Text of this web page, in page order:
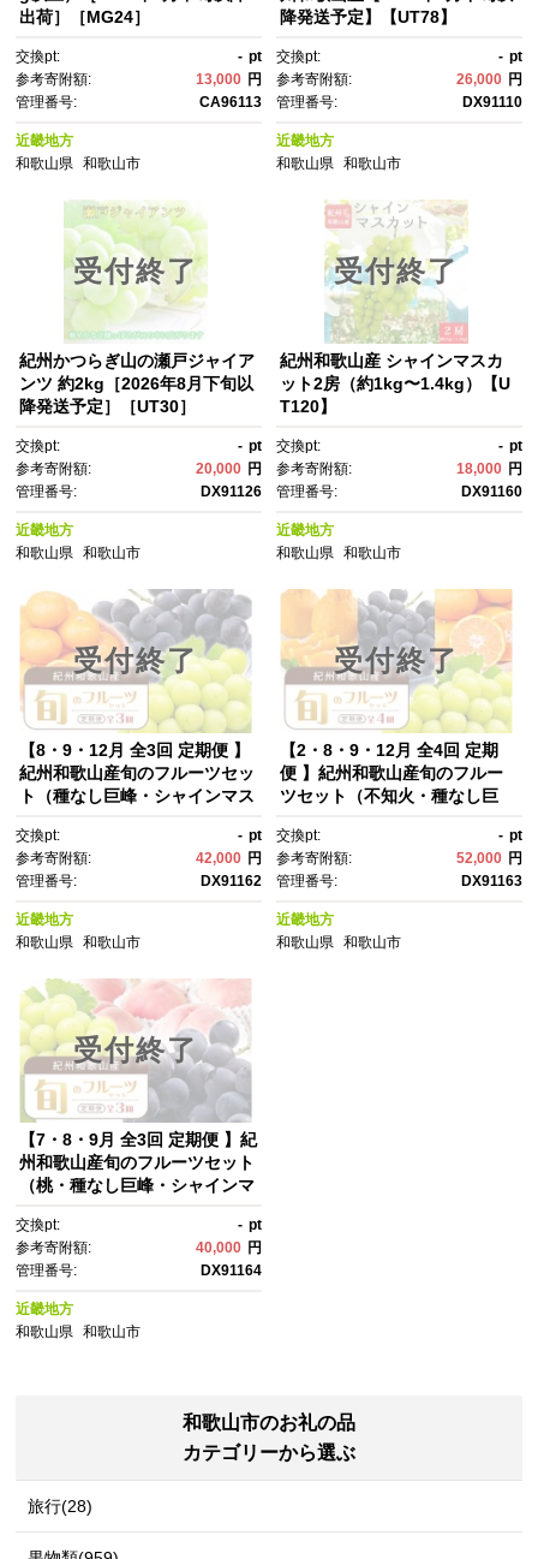
出荷］［MG24］
交換pt: - pt
参考寄附額:
13,000 円
管理番号:
CA96113
近畿地方
和歌山県
和歌山市
降発送予定】【UT78】
交換pt: - pt
参考寄附額:
26,000 円
管理番号:
DX91110
近畿地方
和歌山県 和歌山市
受付終了
紀州かつらぎ山の瀬戸ジャイア
ンツ 約2kg［2026年8月下旬以
降発送予定］［UT30］
交換pt: - pt
参考寄附額:
20,000 円
管理番号:
DX91126
近畿地方
和歌山県
和歌山市
受付終了
紀州和歌山産 シャインマスカ
ット2房（約1kg〜1.4kg）【U
T120】
交換pt: - pt
参考寄附額:
18,000 円
管理番号:
DX91160
近畿地方
和歌山県 和歌山市
受付終了
【8・9・12月 全3回 定期便 】
紀州和歌山産旬のフルーツセッ
ト（種なし巨峰・シャインマス
交換pt: - pt
参考寄附額:
42,000 円
管理番号:
DX91162
近畿地方
和歌山県
和歌山市
受付終了
【2・8・9・12月 全4回 定期
便 】紀州和歌山産旬のフルー
ツセット（不知火・種なし巨
ん）【UT123】
交換pt: - pt
参考寄附額:
52,000 円
管理番号:
DX91163
近畿地方
和歌山県 和歌山市
受付終了
【7・8・9月 全3回 定期便 】紀
州和歌山産旬のフルーツセット
（桃・種なし巨峰・シャインマ
交換pt: - pt
参考寄附額:
40,000 円
管理番号:
DX91164
近畿地方
和歌山県
和歌山市
和歌山市のお礼の品
カテゴリーから選ぶ
旅行(28)